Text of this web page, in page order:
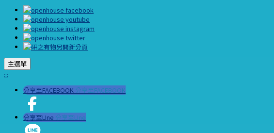
主選單
:::
分享至FACEBOOK 分享至FACEBOOK
分享至LIne 分享至LIne